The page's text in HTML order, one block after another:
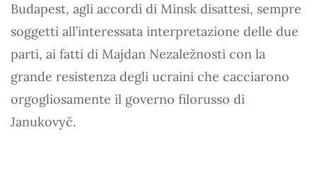
Budapest, agli accordi di Minsk disattesi, sempre
soggetti all’interessata interpretazione delle due
parti, ai fatti di Majdan Nezaležnosti con la
grande resistenza degli ucraini che cacciarono
orgogliosamente il governo filorusso di
Janukovyč.